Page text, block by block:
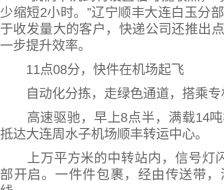
少缩短2小时。”辽宁顺丰大连白玉分
于收发量大的客户，快递公司还推出
一步提升效率。
11点08分，快件在机场起飞
自动化分拣，走绿色通道，搭乘专
高速驱驰，早上8点半，满载14吨
抵达大连周水子机场顺丰转运中心。
上万平方米的中转站内，信号灯
部开启。一件件包裹，经由传送带